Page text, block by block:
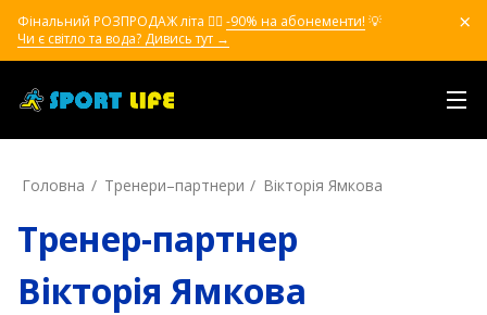
Фінальний РОЗПРОДАЖ літа ❤️‍🔥 -90% на абонементи! 💡
Чи є світло та вода? Дивись тут →
Головна Тренери–партнери Вікторія Ямкова
Тренер-партнер
Вікторія Ямкова